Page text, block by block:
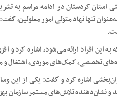
استان کردستان در ادامه مراسم به
تنها نهاد متولی امور معلولین،
این افراد ارائه می‌شود، اشاره کرد و
تخصصی، کمک‌های موردی،
اشاره کرد و گفت: یکی از این
نشان‌دهنده تلاش‌های مستمر سازمان